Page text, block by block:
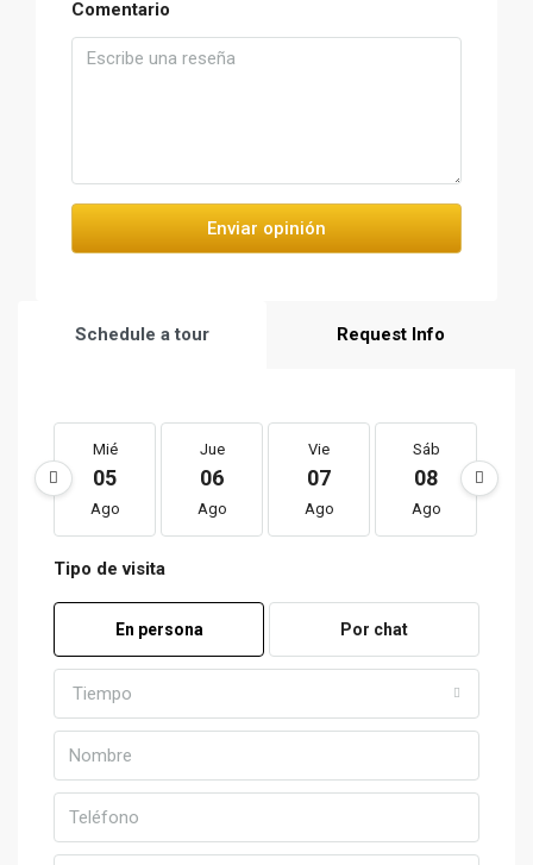
Comentario
Enviar opinión
Schedule a tour Request Info
Mié
05
Ago
Jue
06
Ago
Vie
07
Ago
Sáb
08
Ago
Tipo de visita
En persona Por chat
Tiempo